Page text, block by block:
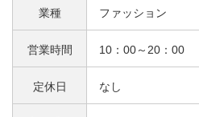
業種 ファッション
営業時間 10：00～20：00
定休日 なし